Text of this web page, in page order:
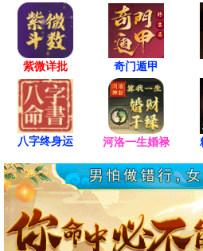
紫微详批 奇门遁甲
八字终身运 河洛一生婚禄